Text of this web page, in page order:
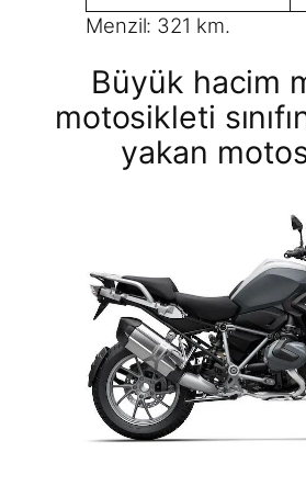
Menzil: 321 km.
Büyük hacim
motosikleti
yakan